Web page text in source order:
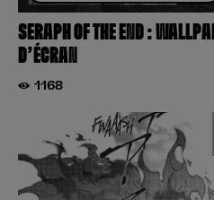
SERAPH OF THE END :
D’ÉCRAN
1168